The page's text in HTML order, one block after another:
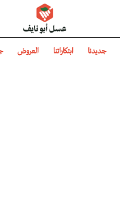
عسل أبو نايف
جديدنا ابتكاراتنا العروض